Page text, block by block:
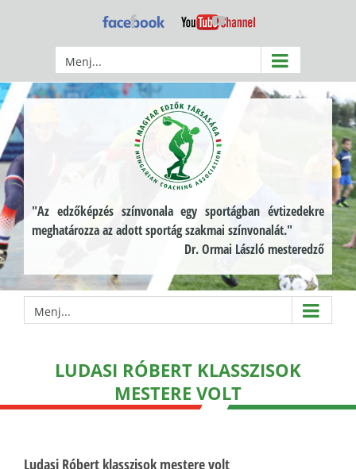
Facebook YouTube
Menj...
"Az edzőképzés színvonala egy sportágban évtizedekre
meghatározza az adott sportág szakmai színvonalát."
Dr. Ormai László mesteredző
Menj...
LUDASI RÓBERT KLASSZISOK
MESTERE VOLT
Ludasi Róbert klasszisok mestere volt